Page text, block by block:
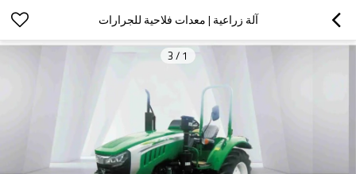
آلة زراعية | معدات فلاحية للجرارات
1
/
3